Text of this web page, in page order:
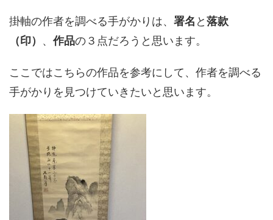
掛軸の作者を調べる手がかりは、 署名 と落款
（印） 、 作品の３点だろうと思います。
ここではこちらの作品を参考にして、作者を調べる
手がかりを見つけていきたいと思います。